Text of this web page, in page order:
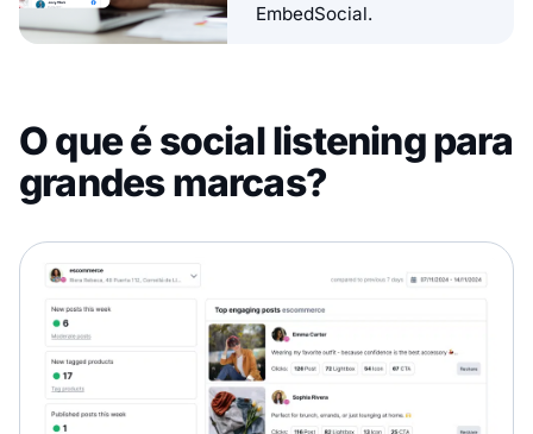
EmbedSocial.
O que é social listening para
grandes marcas?